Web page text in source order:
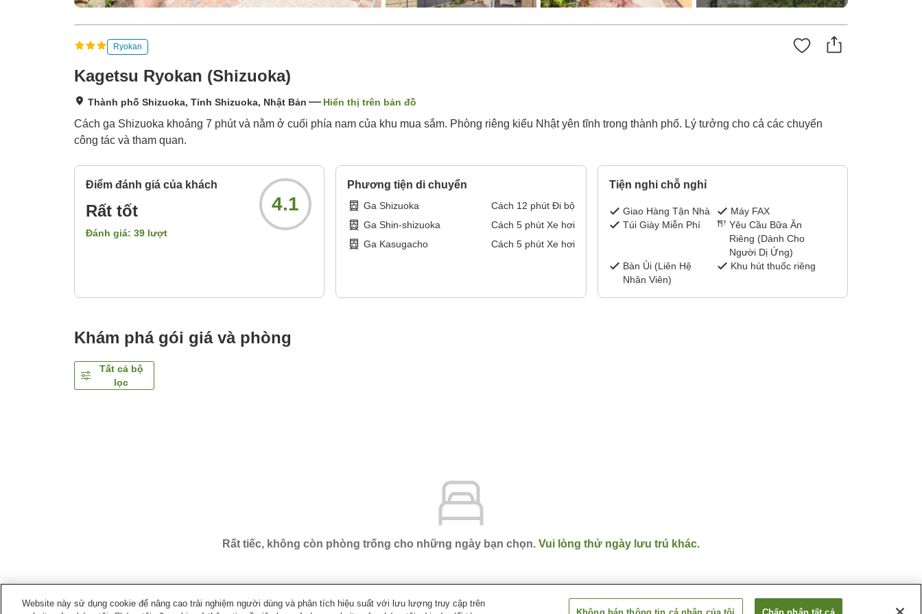
Ryokan
Kagetsu Ryokan (Shizuoka)
Thành phố Shizuoka, Tỉnh Shizuoka, Nhật Bản Hiển thị trên bản đồ
Cách ga Shizuoka khoảng 7 phút và nằm ở cuối phía nam của khu mua sắm. Phòng riêng kiểu Nhật yên tĩnh trong thành phố. Lý tưởng cho cả các chuyến
công tác và tham quan.
Điểm đánh giá của khách
Rất tốt
Đánh giá: 39 lượt
4.1
Phương tiện di chuyển
Ga Shizuoka Cách 12 phút Đi bộ
Ga Shin-shizuoka
Cách 5phút Xe hơi
Ga Kasugacho
Cách 5phút Xe hơi
Tiện nghi chỗ nghỉ
Giao Hàng Tận Nhà
Máy FAX
Túi Giày Miễn Phí
Yêu Cầu Bữa Ăn
Riêng (Dành Cho
Người Dị Ứng)
Bàn Ủi (Liên Hệ
Nhân Viên)
Khu hút thuốc riêng
Khám phá gói giá và phòng
Tất cả bộ
lọc
Rất tiếc, không còn phòng trống cho những ngày bạn chọn. Vui lòng thử ngày lưu trú khác.
Website này sử dụng cookie để nâng cao trải nghiệm người dùng và phân tích hiệu suất với lưu lượng truy cập trên
Không bán thông tin cá nhân của tôi Chấp nhận tất cả